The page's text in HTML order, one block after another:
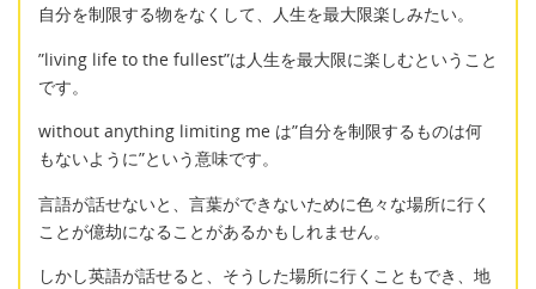
自分を制限する物をなくして、人生を最大限楽しみたい。
”living life to the fullest”は人生を最大限に楽しむということ
です。
without anything limiting me は”自分を制限するものは何
もないように”という意味です。
言語が話せないと、言葉ができないために色々な場所に行く
ことが億劫になることがあるかもしれません。
しかし英語が話せると、そうした場所に行くこともでき、地